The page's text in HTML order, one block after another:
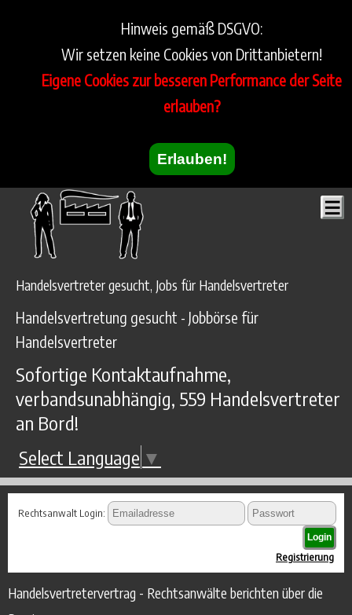
Hinweis gemäß DSGVO:
Wir setzen keine Cookies von Drittanbietern!
Eigene Cookies zur besseren Performance der Seite
erlauben?
Erlauben!
Handelsvertreter gesucht, Jobs für Handelsvertreter
Handelsvertretung gesucht - Jobbörse für
Handelsvertreter
Sofortige Kontaktaufnahme,
verbandsunabhängig, 559 Handelsvertreter
an Bord!
Select Language ▼
Rechtsanwalt Login:
Registrierung
Handelsvertretervertrag - Rechtsanwälte berichten über die